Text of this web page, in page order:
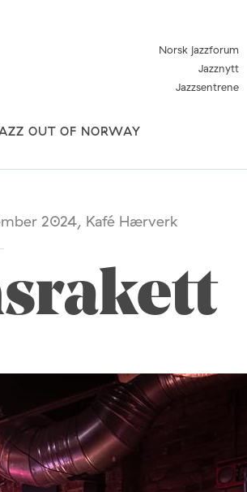
OUT OF NORWAY
Norsk jazzforum
Jazznytt
Jazzsentrene
2024, Kafé Hærverk